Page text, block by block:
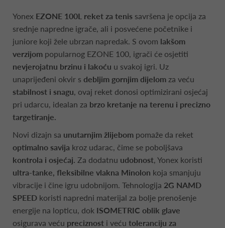
Yonex EZONE 100L reket za tenis savršena je opcija za
srednje napredne igrače, ali i posvećene početnike i
juniore koji žele ubrzan napredak. S ovom lakšom
verzijom popularnog EZONE 100, igrači će osjetiti
nevjerojatnu brzinu i lakoću u svakoj igri. Uz
unaprijeđeni okvir s debljim gornjim dijelom za veću
stabilnost i snagu, ovaj reket donosi optimizirani osjećaj
pri udarcu, idealan za brzo kretanje na terenu i precizno
targetiranje.
Novi dizajn sa unutarnjim žlijebom pomaže da reket
optimalno savija kroz udarac, čime se poboljšava
kontrola i osjećaj. Za dodatnu udobnost, Yonex koristi
ultra-tanke, fleksibilne vlakna Minolon koja smanjuju
vibracije i čine igru udobnijom. Tehnologija 2G NAMD
SPEED koristi napredni materijal za bolje prenošenje
energije na lopticu, dok ISOMETRIC oblik glave
osigurava veću preciznost i veću toleranciju za